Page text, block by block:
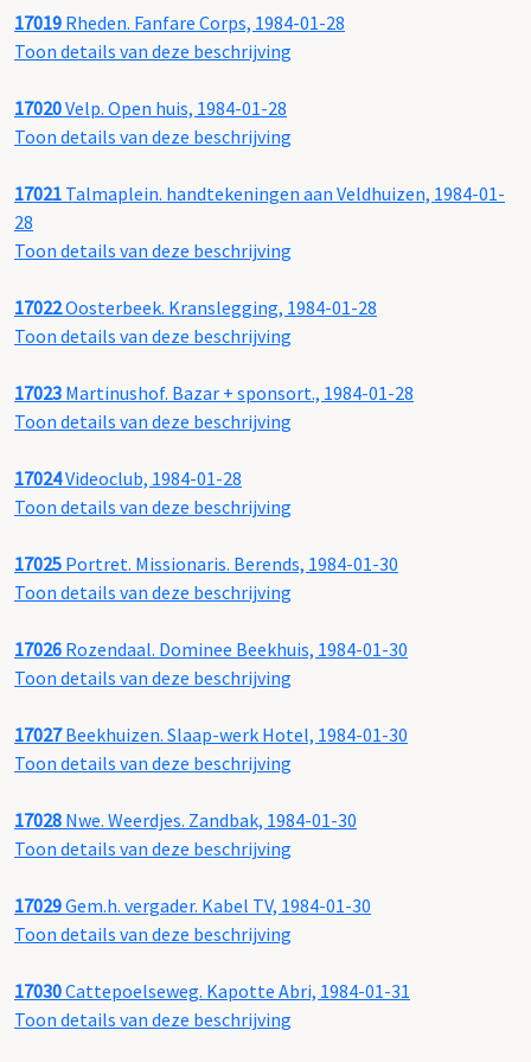
17019 Rheden. Fanfare Corps, 1984-01-28
Toon details van deze beschrijving
17020Velp. Open huis, 1984-01-28
Toon details van deze beschrijving
17021 Talmaplein. handtekeningen aan Veldhuizen, 1984-01-
28
Toon details van deze beschrijving
17022Oosterbeek. Kranslegging, 1984-01-28
Toon details van deze beschrijving
17023 Martinushof. Bazar + sponsort., 1984-01-28
Toon details van deze beschrijving
17024Videoclub, 1984-01-28
Toon details van deze beschrijving
17025 Portret. Missionaris. Berends, 1984-01-30
Toon details van deze beschrijving
17026 Rozendaal. Dominee Beekhuis, 1984-01-30
Toon details van deze beschrijving
17027Beekhuizen. Slaap-werk Hotel, 1984-01-30
Toon details van deze beschrijving
17028 Nwe. Weerdjes. Zandbak, 1984-01-30
Toon details van deze beschrijving
17029Gem.h. vergader. Kabel TV, 1984-01-30
Toon details van deze beschrijving
17030Cattepoelseweg. Kapotte Abri, 1984-01-31
Toon details van deze beschrijving